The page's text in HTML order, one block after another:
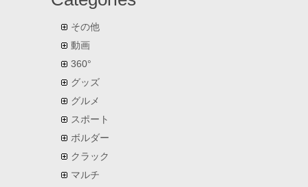
その他
動画
360°
グッズ
グルメ
スポート
ボルダー
クラック
マルチ